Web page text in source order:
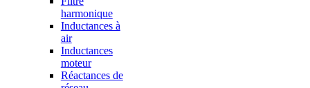
harmonique
Inductances à
air
Inductances
moteur
Réactances de